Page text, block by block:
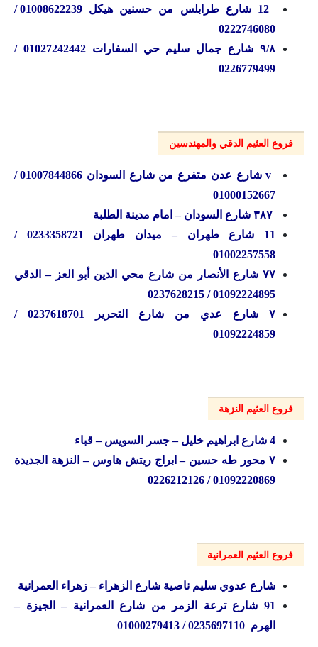
12 شارع طرابلس من حسنين هيكل 01008622239 /
0222746080
۹/۸ شارع جمال سليم حي السفارات 01027242442 /
0226779499
فروع العثيم الدقي والمهندسين
v شارع عدن متفرع من شارع السودان 01007844866 /
01000152667
11 شارع طهران – ميدان طهران 0233358721 /
01002257558
۷۷ شارع الأنصار من شارع محي الدين أبو العز – الدقي
01092224895 / 0237628215
۷ شارع عدي من شارع التحرير 0237618701 /
01092224859
فروع العثيم النزهة
4 شارع ابراهيم خليل – جسر السويس – قباء
۷ محور طه حسين – ابراج ريتش هاوس – النزهة الجديدة
01092220869 / 0226212126
فروع العثيم العمرانية
شارع عدوي سليم ناصية شارع الزهراء – زهراء العمرانية
91 شارع ترعة الزمر من شارع العمرانية – الجيزة –
الهرم 0235697110 / 01000279413